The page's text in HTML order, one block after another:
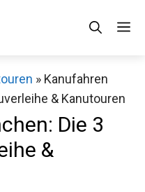
» Kanufahren
& Kanutouren
Die 3
&